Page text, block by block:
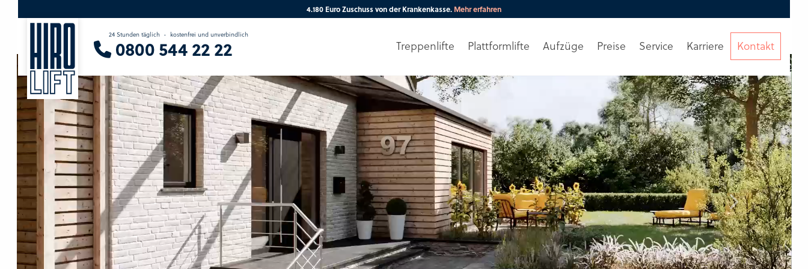
24 Stunden täglich - kostenfrei und unverbindlich
0800 544 22 22 Treppenlifte Plattformlifte Aufzüge Preise Service Karriere Kontakt
Sie suchen eine Beratung vor Ort?
Wir finden Ihren Ansprechpartner.
Ihre PLZ Beratunganfordern